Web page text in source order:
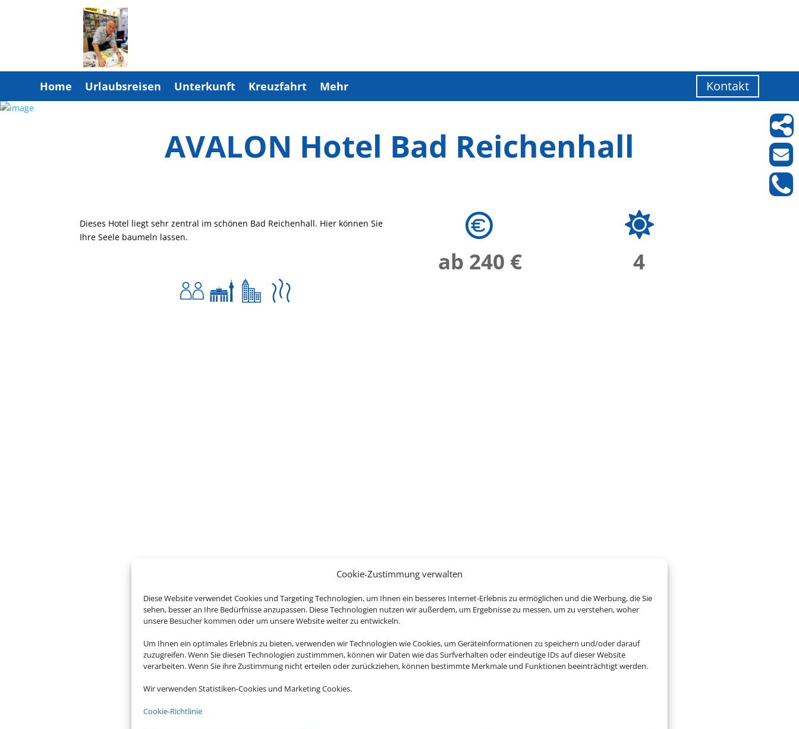
Cookie-Zustimmung verwalten
Diese Website verwendet Cookies und Targeting Technologien, um Ihnen ein besseres Internet-Erlebnis zu ermöglichen und die Werbung, die Sie
sehen, besser an Ihre Bedürfnisse anzupassen. Diese Technologien nutzen wir außerdem, um Ergebnisse zu messen, um zu verstehen, woher
unsere Besucher kommen oder um unsere Website weiter zu entwickeln.
Um Ihnen ein optimales Erlebnis zu bieten, verwenden wir Technologien wie Cookies, um Geräteinformationen zu speichern und/oder darauf
zuzugreifen. Wenn Sie diesen Technologien zustimmmen, können wir Daten wie das Surfverhalten oder eindeutige IDs auf dieser Website
verarbeiten. Wenn Sie ihre Zustimmung nicht erteilen oder zurückziehen, können bestimmte Merkmale und Funktionen beeinträchtigt werden.
Wir verwenden Statistiken-Cookies und Marketing Cookies.
Cookie-Richtlinie
Home Urlaubsreisen Unterkunft Kreuzfahrt Mehr Kontakt
AVALON Hotel Bad Reichenhall
Dieses Hotel liegt sehr zentral im schönen Bad Reichenhall. Hier können Sie
Ihre Seele baumeln lassen.
ab 240 € 4